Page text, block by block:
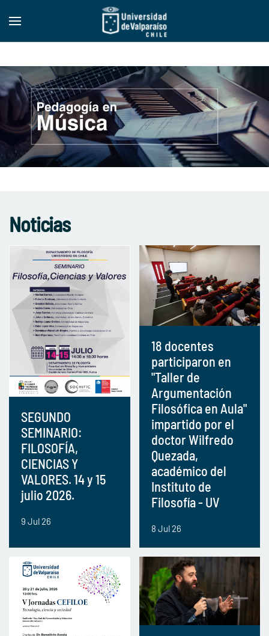
Skip to main content
Noticias
SEGUNDO
SEMINARIO:
FILOSOFÍA,
CIENCIAS Y
VALORES. 14 y 15
julio 2026.
9 Jul 26
18 docentes
participaron en
"Taller de
Argumentación
Filosófica en Aula"
impartido por el
doctor Wilfredo
Quezada,
académico del
Instituto de
Filosofía - UV
8 Jul 26